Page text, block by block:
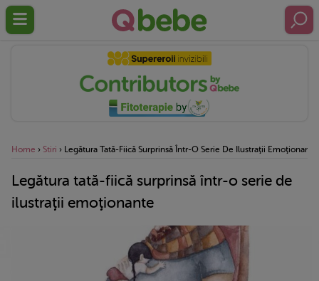
Home › Stiri › Legătura Tată-Fiică Surprinsă Într-O Serie De Ilustraţii Emoţionante
Legătura tată-fiică surprinsă într-o serie de
ilustraţii emoţionante